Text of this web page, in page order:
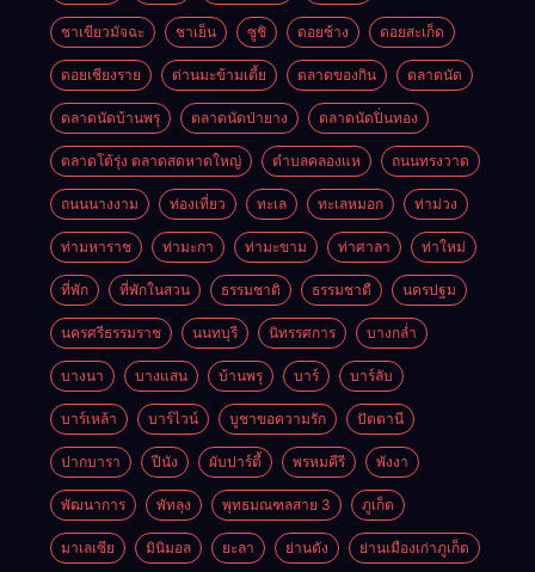
ชาเขียวมัจฉะ ชาเย็น ซูชิ ดอยช้าง ดอยสะเก็ด
ดอยเชียงราย ด่านมะข้ามเตี้ย ตลาดของกิน ตลาดนัด
ตลาดนัดบ้านพรุ ตลาดนัดป่ายาง ตลาดนัดปิ่นทอง
ตลาดโต้รุ่ง ตลาดสดหาดใหญ่ ตำบลคลองแห ถนนทรงวาด
ถนนนางงาม ท่องเที่ยว ทะเล ทะเลหมอก ท่าม่วง
ท่ามหาราช ท่ามะกา ท่ามะขาม ท่าศาลา ท่าใหม่
ที่พัก ที่พักในสวน ธรรมชาติ ธรรมชาตื นครปฐม
นครศรีธรรมราช นนทบุรี นิทรรศการ บางกล่ำ
บางนา บางแสน บ้านพรุ บาร์ บาร์ลับ
บาร์เหล้า บาร์ไวน์ บูชาขอความรัก ปัตตานี
ปากบารา ปีนัง ผับปาร์ตี้ พรหมคีรี พังงา
พัฒนาการ พัทลุง พุทธมณฑลสาย 3 ภูเก็ต
มาเลเซีย มินิมอล ยะลา ย่านดัง ย่านเมืองเก่าภูเก็ต